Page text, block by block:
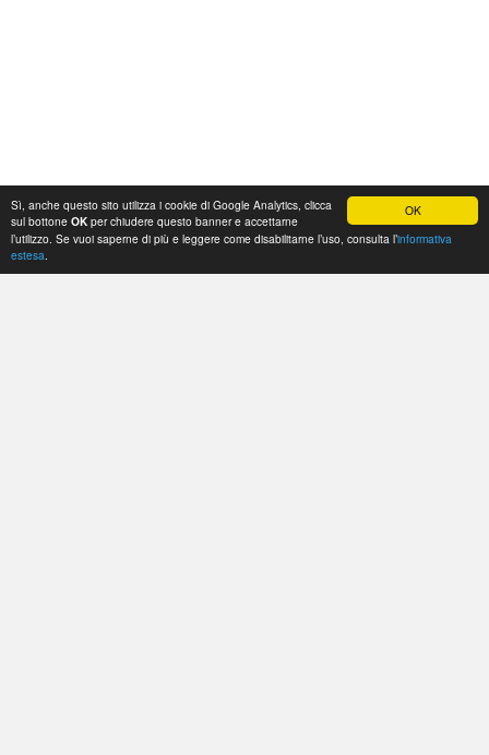
OK
Sì, anche questo sito utilizza i cookie di Google Analytics, clicca
sul bottone OK per chiudere questo banner e accettarne
l’utilizzo. Se vuoi saperne di più e leggere come disabilitarne l’uso, consulta l’informativa
estesa.